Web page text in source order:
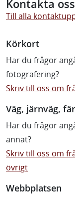
Kontakta oss
Till alla
Körkort
Har du frågor
fotografering?
Skriv till oss om
Väg, järnväg,
Har du frågor
annat?
Skriv till oss om
övrigt
Webbplatsen